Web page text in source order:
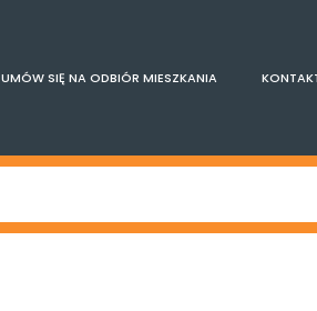
UMÓW SIĘ NA ODBIÓR MIESZKANIA